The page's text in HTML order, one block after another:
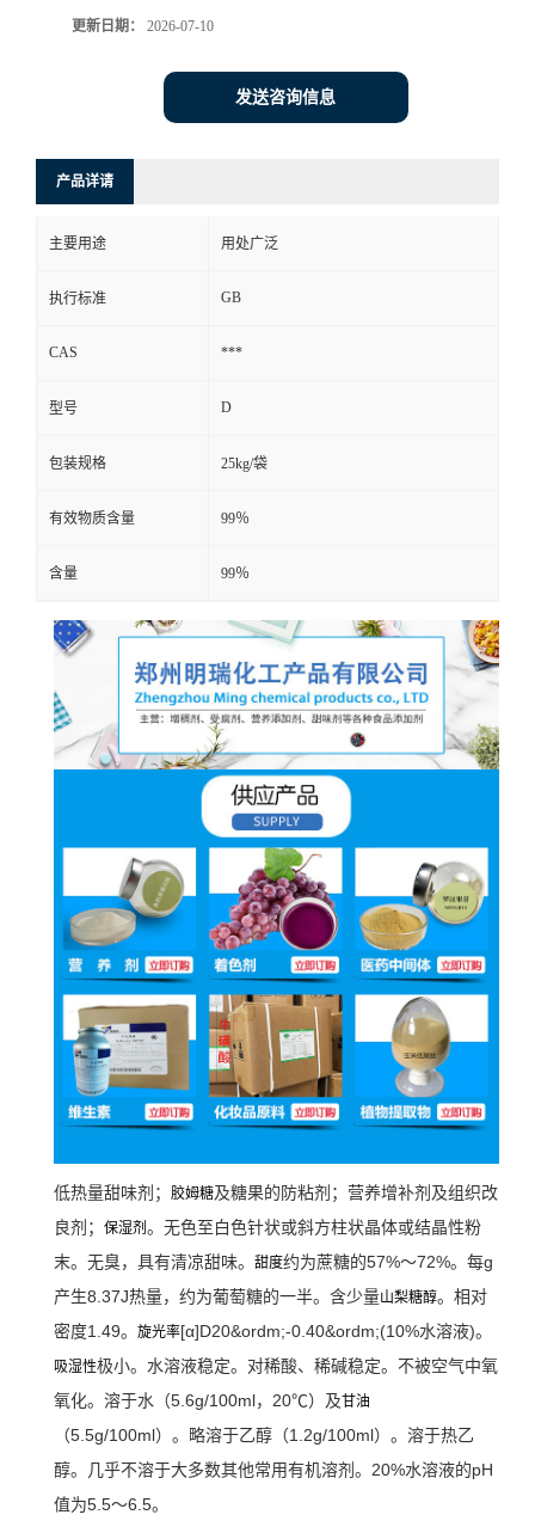
更新日期： 2026-07-10
发送咨询信息
产品详请
主要用途 用处广泛
执行标准 GB
CAS ***
型号 D
包装规格 25kg/袋
有效物质含量 99％
含量 99％
低热量甜味剂； 胶姆糖及糖果的防粘剂；营养增补剂及组织改
良剂； 保湿剂 。 无色至白色针状或斜方柱状晶体或结晶性粉
末。无臭，具有清凉甜味。 甜度约为蔗糖的57%～72%。每g
产生8.37J热量，约为葡萄糖的一半。含少量山梨糖醇。相对
密度1.49。 旋光率[α]D20&ordm;-0.40&ordm;(10%水溶液)。
吸湿性极小。水溶液稳定。对稀酸、稀碱稳定。不被空气中氧
氧化。溶于水（5.6g/100ml，20℃）及甘油
（5.5g/100ml）。略溶于乙醇（1.2g/100ml）。溶于热乙
醇。几乎不溶于大多数其他常用有机溶剂。20%水溶液的pH
值为5.5～6.5。